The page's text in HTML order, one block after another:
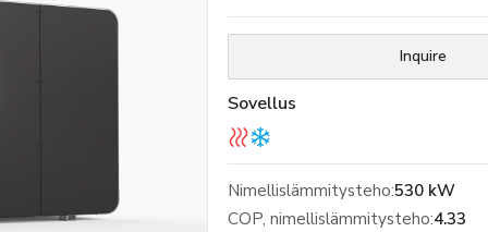
Inquire
Sovellus
Nimellislämmitysteho:530 kW
COP, nimellislämmitysteho:4.33